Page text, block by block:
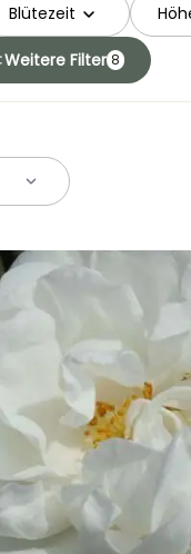
Blütezeit
Weitere Filter 8